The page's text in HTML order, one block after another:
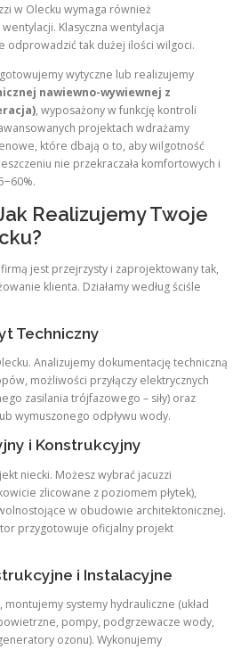
w Olecku wymaga również
Klasyczna wentylacja
odprowadzić tak dużej ilości wilgoci.
wytyczne lub realizujemy
nawiewno-wywiewnej z
, wyposażony w funkcję kontroli
projektach wdrażamy
które dbają o to, aby wilgotność
nie przekraczała komfortowych i
Realizujemy Twoje
jest przejrzysty i zaprojektowany tak,
klienta. Działamy według ściśle
Techniczny
Analizujemy dokumentację techniczną
możliwości przyłączy elektrycznych
zasilania trójfazowego – siły) oraz
wymuszonego odpływu wody.
i Konstrukcyjny
niecki. Możesz wybrać jacuzzi
zlicowane z poziomem płytek),
w obudowie architektonicznej.
przygotowuje oficjalny projekt
i Instalacyjne
systemy hydrauliczne (układ
pompy, podgrzewacze wody,
ozonu). Wykonujemy